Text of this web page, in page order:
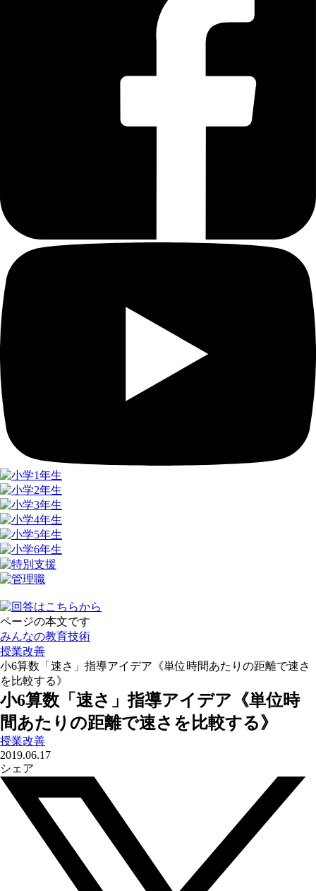
ページの本文です
みんなの教育技術
授業改善
小6算数「速さ」指導アイデア《単位時間あたりの距離で速さ
を比較する》
小6算数「速さ」指導アイデア《単位時
間あたりの距離で速さを比較する》
授業改善
2019.06.17
シェア